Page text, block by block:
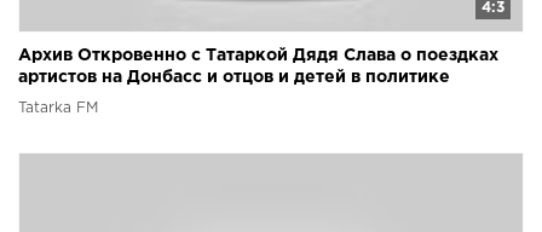
4:3
Архив Откровенно с Татаркой Дядя Слава о поездках
артистов на Донбасс и отцов и детей в политике
Tatarka FM